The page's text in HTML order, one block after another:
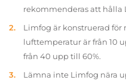
rekommenderas att hålla
Limfog är konstruerad
lufttemperatur är från 10
från 40 upp till 60%.
Lämna inte Limfog nära